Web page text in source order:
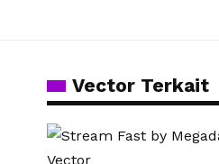
Vector Terkait